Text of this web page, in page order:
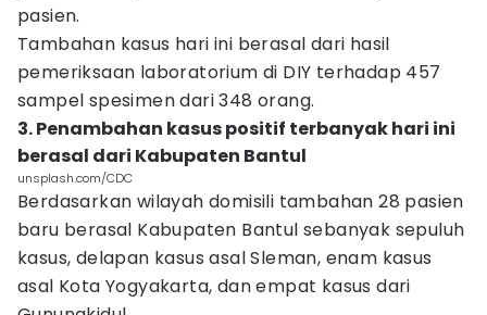
pasien.
Tambahan kasus hari ini berasal dari hasil
pemeriksaan laboratorium di DIY terhadap 457
sampel spesimen dari 348 orang.
3. Penambahan kasus positif terbanyak hari ini
berasal dari Kabupaten Bantul
unsplash.com/CDC
Berdasarkan wilayah domisili tambahan 28 pasien
baru berasal Kabupaten Bantul sebanyak sepuluh
kasus, delapan kasus asal Sleman, enam kasus
asal Kota Yogyakarta, dan empat kasus dari